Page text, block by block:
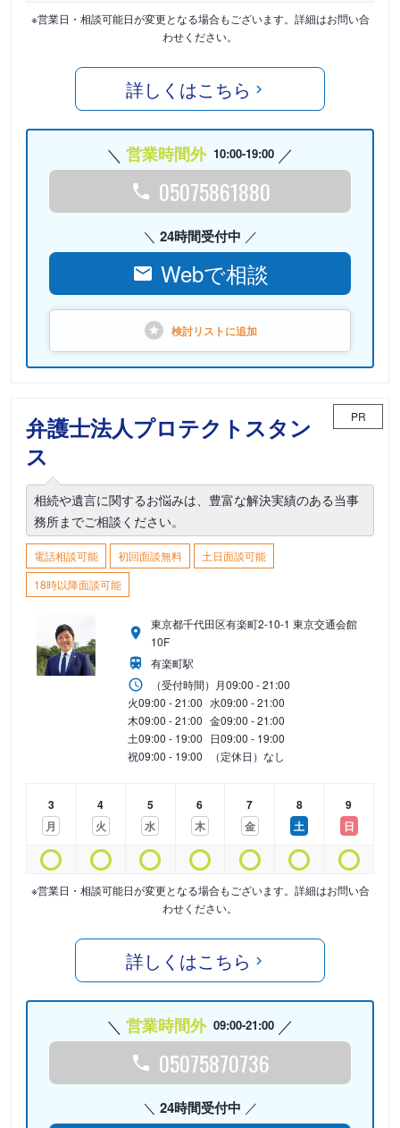
※営業日・相談可能日が変更となる場合もございます。詳細はお問い合
わせください。
詳しくはこちら
営業時間外 10:00-19:00
05075861880
24時間受付中
Webで相談
検討リストに追加
弁護士法人プロテクトスタン
ス
PR
相続や遺言に関するお悩みは、豊富な解決実績のある当事
務所までご相談ください。
電話相談可能 初回面談無料
土日面談可能
18時以降面談可能
東京都千代田区有楽町2-10-1 東京交通会館
10F
有楽町駅
（受付時間） 月09:00 - 21:00
火09:00 - 21:00 水09:00 - 21:00
木09:00 - 21:00 金09:00 - 21:00
土09:00 - 19:00 日09:00 - 19:00
祝09:00 - 19:00 （定休日）なし
3
月
4
火
5
水
6
木
7
金
8
土
9
日
※営業日・相談可能日が変更となる場合もございます。詳細はお問い合
わせください。
詳しくはこちら
営業時間外 09:00-21:00
05075870736
24時間受付中